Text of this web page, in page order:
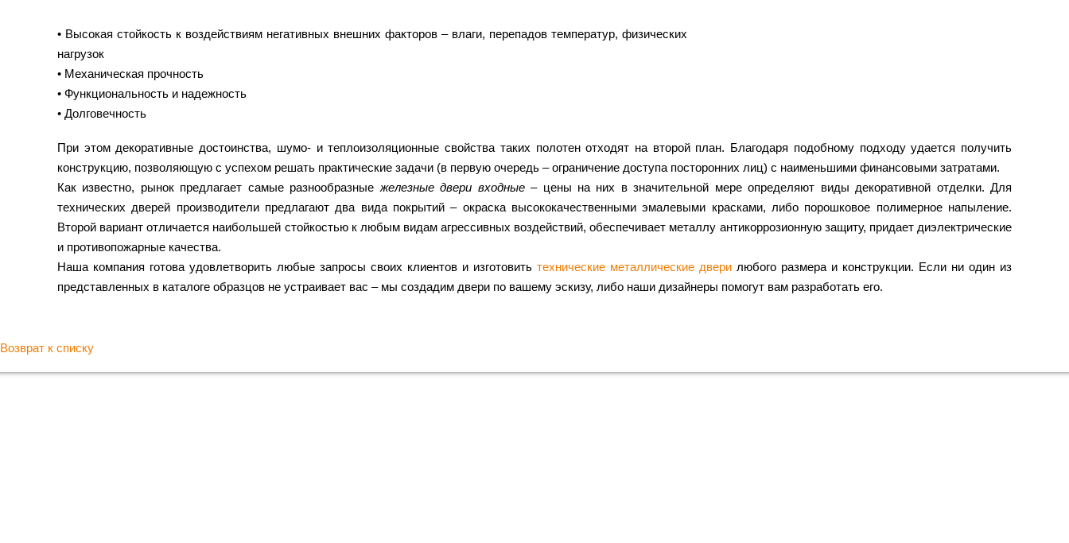
• Высокая стойкость к воздействиям негативных внешних факторов – влаги, перепадов температур, физических
нагрузок
• Механическая прочность
• Функциональность и надежность
• Долговечность
При этом декоративные достоинства, шумо- и теплоизоляционные свойства таких полотен отходят на второй план. Благодаря подобному подходу удается получить
конструкцию, позволяющую с успехом решать практические задачи (в первую очередь – ограничение доступа посторонних лиц) с наименьшими финансовыми затратами.
Как известно, рынок предлагает самые разнообразные железные двери входные– цены на них в значительной мере определяют виды декоративной отделки. Для
технических дверей производители предлагают два вида покрытий – окраска высококачественными эмалевыми красками, либо порошковое полимерное напыление.
Второй вариант отличается наибольшей стойкостью к любым видам агрессивных воздействий, обеспечивает металлу антикоррозионную защиту, придает диэлектрические
и противопожарные качества.
Наша компания готова удовлетворить любые запросы своих клиентов и изготовить технические металлические двери любого размера и конструкции. Если ни один из
представленных в каталоге образцов не устраивает вас – мы создадим двери по вашему эскизу, либо наши дизайнеры помогут вам разработать его.
Возврат к списку